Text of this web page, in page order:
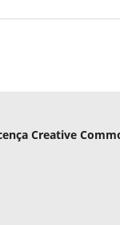
Creative